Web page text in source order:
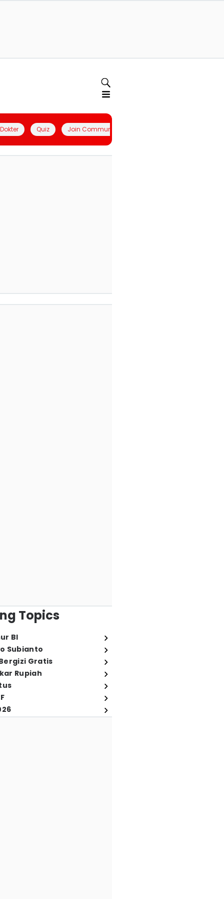
Quiz Join Community
Topics
BI
Subianto
Gratis
Rupiah